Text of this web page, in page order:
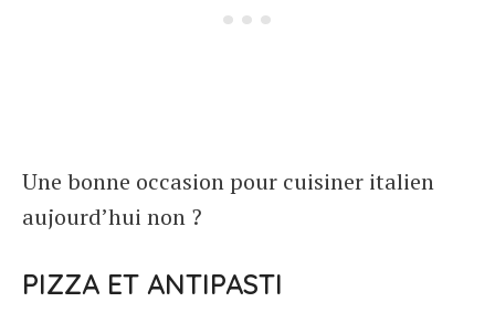
Une bonne occasion pour cuisiner italien
aujourd’hui non ?
PIZZA ET ANTIPASTI